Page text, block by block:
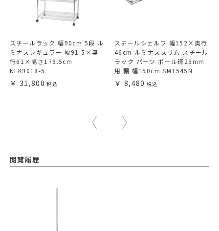
スチールラック 幅90cm 5段 ル
ミナスレギュラー 幅91.5×奥
行61×高さ179.5cm
NLK9018-5
31,800
スチールシェルフ 幅152×奥行
46cm ルミナススリム スチール
ラック パーツ ポール径25mm
用 棚 幅150cm SM1545N
8,480
閲覧履歴